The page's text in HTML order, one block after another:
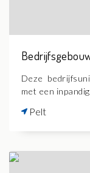
Deze
met een
Pelt